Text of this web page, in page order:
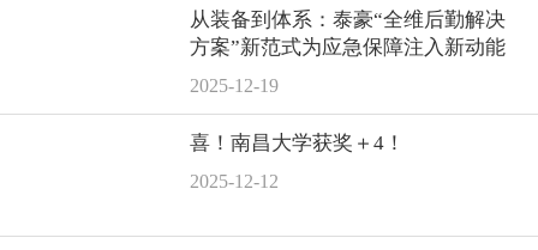
从装备到体系：泰豪“全维后勤解决
方案”新范式为应急保障注入新动能
2025-12-19
喜！南昌大学获奖＋4！
2025-12-12